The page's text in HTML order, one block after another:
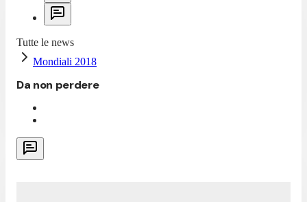
Tutte le news
Mondiali 2018
Da non perdere